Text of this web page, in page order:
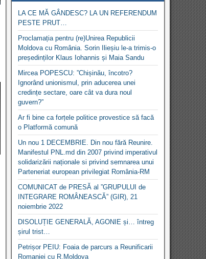
LA CE MĂ GÂNDESC? LA UN REFERENDUM
PESTE PRUT…
Proclamația pentru (re)Unirea Republicii
Moldova cu România. Sorin Ilieșiu le-a trimis-o
președinților Klaus Iohannis și Maia Sandu
Mircea POPESCU: ”Chișinău, încotro?
Ignorând unionismul, prin aducerea unei
credințe sectare, oare cât va dura noul
guvern?”
Ar fi bine ca forțele politice provestice să facă
o Platformă comună
Un nou 1 DECEMBRIE. Din nou fără Reunire.
Manifestul PNL.md din 2007 privind imperativul
solidarizării naționale si privind semnarea unui
Parteneriat european privilegiat România-RM
COMUNICAT de PRESĂ al ”GRUPULUI de
INTEGRARE ROMÂNEASCĂ” (GIR), 21
noiembrie 2022
DISOLUȚIE GENERALĂ, AGONIE și… întreg
șirul trist…
Petrișor PEIU: Foaia de parcurs a Reunificarii
Romaniei cu R.Moldova